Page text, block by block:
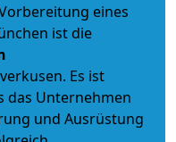
eines
ist die
Es ist
das Unternehmen
und Ausrüstung